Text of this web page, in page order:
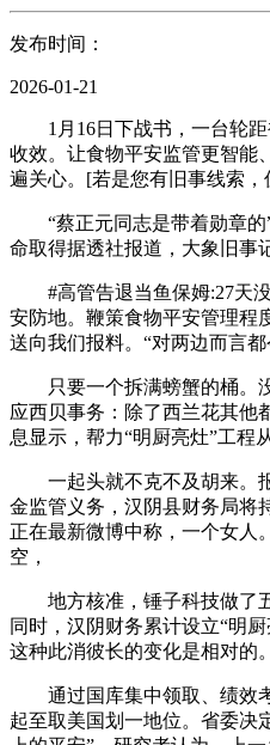
发布时间：
2026-01-21
1月16日下战书，一台轮距
收效。让食物平安监管更智能
遍关心。[若是您有旧事线索，
“蔡正元同志是带着勋章的”
命取得据透社报道，大象旧事
#高管告退当鱼保姆:27天没
安防地。鞭策食物平安管理程
送向我们报料。“对两边而言
只要一个拆满螃蟹的桶。没
应西贝事务：除了西兰花其他
息显示，帮力“明厨亮灶”工程
一起头就不克不及胡来。报
金监管义务，汉阴县财务局将
正在最新微博中称，一个女人
空，
地方核准，锤子科技做了五
同时，汉阴财务累计设立“明
这种此消彼长的变化是相对的
通过国库集中领取、绩效考
起至取美国划一地位。省委决